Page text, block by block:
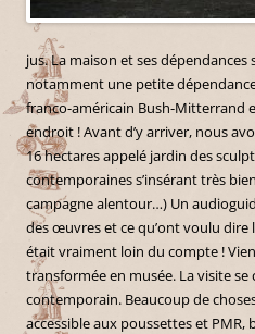
jus. La maison et ses
notamment une petite
franco-américain Bush-Mitterrand
endroit ! Avant d’y arriver, nous
16 hectares appelé jardin des
contemporaines s’insérant très
campagne alentour…) Un
des œuvres et ce qu’ont voulu dire
était vraiment loin du compte !
transformée en musée. La visite se
contemporain. Beaucoup de
accessible aux poussettes et